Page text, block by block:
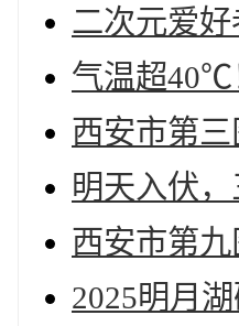
二次元爱
气温超40℃
西安市第
明天入伏
西安市第
2025明月